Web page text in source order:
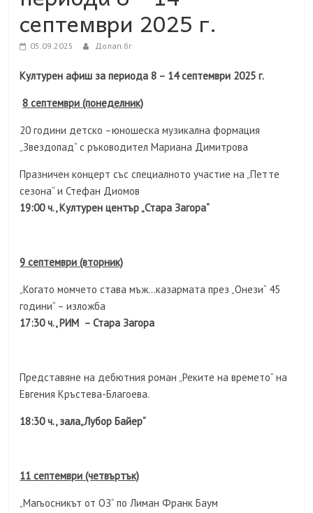
септември 2025 г.
05.09.2025 Долап.бг
Културен афиш за периода 8 – 14 септември 2025 г.
8 септември (понеделник)
20 години детско –юношеска музикална формация
„Звездопад“ с ръководител Мариана Димитрова
Празничен концерт със специалното участие на „Петте
сезона“ и Стефан Диомов
19:00 ч., Културен център „Стара Загора“
9 септември (вторник)
„Когато момчето става мъж…казармата през „Онези“ 45
години“ – изложба
17:30 ч., РИМ – Стара Загора
Представяне на дебютния роман „Реките на времето“ на
Евгения Кръстева-Благоева.
18:30 ч., зала„Лубор Байер“
11 септември (четвъртък)
„Магьосникът от ОЗ“ по Лиман Франк Баум